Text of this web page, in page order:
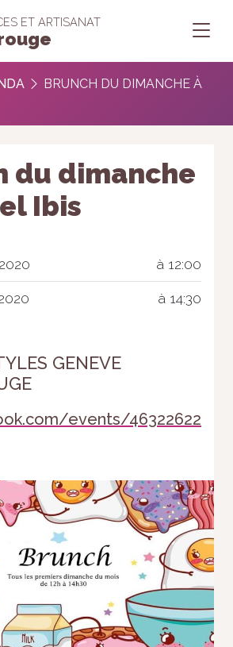
ET ARTISANAT
BRUNCH DU DIMANCHE À
du dimanche
Ibis
à 12:00
à 14:30
GENEVE
events/46322622
Nécessaire
Ces cookies ne
facultatifs. Ils
sont
nécessaires au